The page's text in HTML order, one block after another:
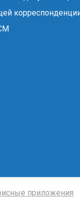
приложения